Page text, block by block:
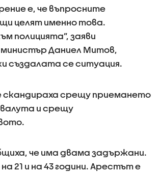
е, че въпросните
целят именно това.
полицията”, заяви
Даниел Митов,
създалата се ситуация.
скандираха срещу приемането
и срещу
че има двама задържани.
21 и на 43 години. Арестът е